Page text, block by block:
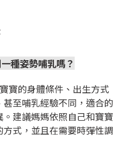
種姿勢哺乳嗎？
寶的身體條件、出生方式
甚至哺乳經驗不同，適合的
建議媽媽依照自己和寶寶
式，並且在需要時彈性調